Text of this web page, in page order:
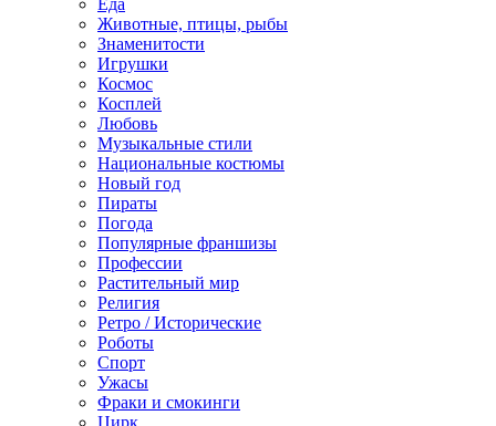
Еда
Животные, птицы, рыбы
Знаменитости
Игрушки
Космос
Косплей
Любовь
Музыкальные стили
Национальные костюмы
Новый год
Пираты
Погода
Популярные франшизы
Профессии
Растительный мир
Религия
Ретро / Исторические
Роботы
Спорт
Ужасы
Фраки и смокинги
Цирк